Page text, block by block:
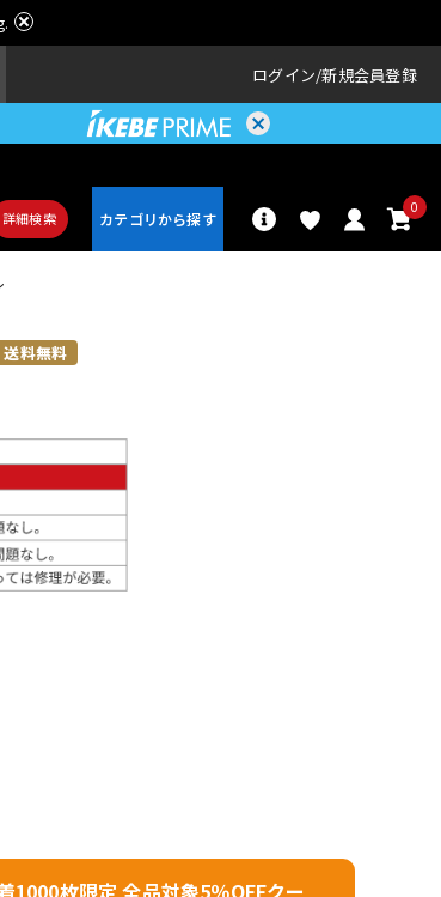
ログイン 新規会員登録
詳細検索
0
ム
/ライブ
送料無料
1000枚限定 全品対象5％OFFクー